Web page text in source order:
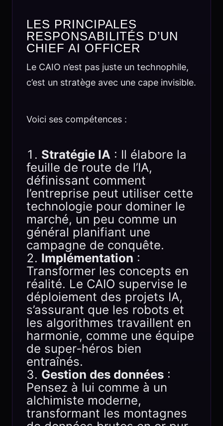
LES PRINCIPALES
RESPONSABILITÉS D’UN
CHIEF AI OFFICER
Le CAIO n’est pas juste un technophile,
c’est un stratège avec une cape invisible.
Voici ses compétences :
Stratégie IA : Il élabore la
feuille de route de l’IA,
définissant comment
l’entreprise peut utiliser cette
technologie pour dominer le
marché, un peu comme un
général planifiant une
campagne de conquête.
Implémentation :
Transformer les concepts en
réalité. Le CAIO supervise le
déploiement des projets IA,
s’assurant que les robots et
les algorithmes travaillent en
harmonie, comme une équipe
de super-héros bien
entraînés.
Gestion des données:
Pensez à lui comme à un
alchimiste moderne,
transformant les montagnes